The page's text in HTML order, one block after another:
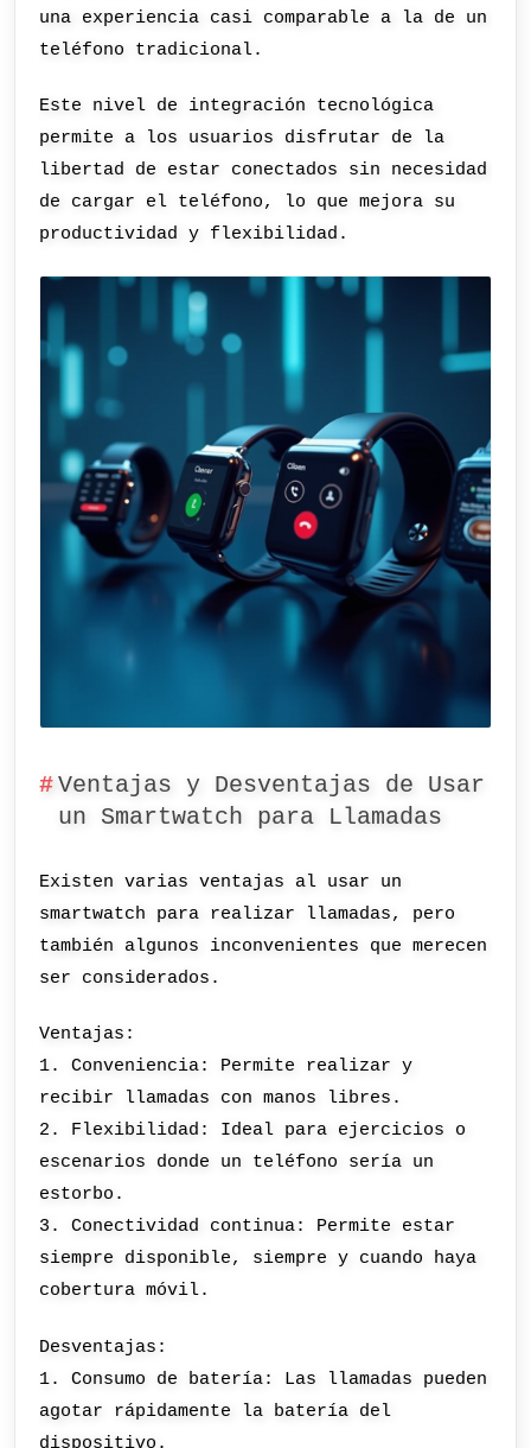
una experiencia casi comparable a la de un
teléfono tradicional.
Este nivel de integración tecnológica
permite a los usuarios disfrutar de la
libertad de estar conectados sin necesidad
de cargar el teléfono, lo que mejora su
productividad y flexibilidad.
Ventajas y Desventajas de Usar
un Smartwatch para Llamadas
Existen varias ventajas al usar un
smartwatch para realizar llamadas, pero
también algunos inconvenientes que merecen
ser considerados.
Ventajas:
1. Conveniencia: Permite realizar y
recibir llamadas con manos libres.
2. Flexibilidad: Ideal para ejercicios o
escenarios donde un teléfono sería un
estorbo.
3. Conectividad continua: Permite estar
siempre disponible, siempre y cuando haya
cobertura móvil.
Desventajas:
1. Consumo de batería: Las llamadas pueden
agotar rápidamente la batería del
dispositivo.